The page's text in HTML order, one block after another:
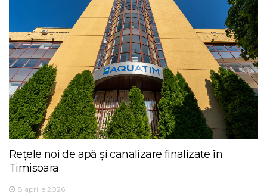
Rețele noi de apă și canalizare finalizate în
Timișoara
8 aprilie 2026